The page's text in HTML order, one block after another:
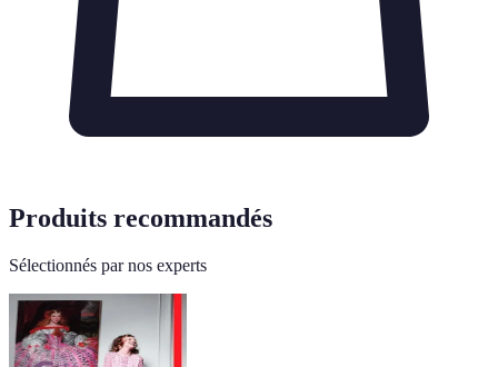
Produits recommandés
Sélectionnés par nos experts